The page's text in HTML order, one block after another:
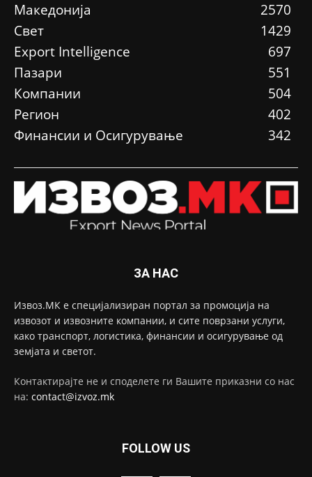
Македонија
2570
Свет
1429
Еxport Intelligence
697
Пазари
551
Компании
504
Регион
402
Финансии и Осигурување
342
ЗА НАС
Извоз.МК е специјализиран портал за промоција на
извозот и извозните компании, и сите поврзани услуги,
како транспорт, логистика, финансии и осигурување од
земјата и светот.
Контактирајте не и споделете ги Вашите приказни со нас
на: contact@izvoz.mk
FOLLOW US